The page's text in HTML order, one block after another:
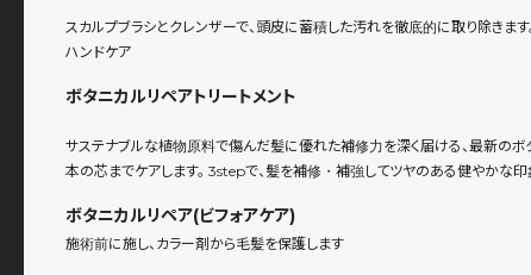
スカルプブラシとクレンザーで、頭皮に蓄積した汚れを徹底的に取り除きます
ハンドケア
ボタニカルリペアトリートメント
サステナブルな植物原料で傷んだ髪に優れた補修力を深く届ける、最新のボ
本の芯までケアします。 3stepで、髪を補修・補強してツヤのある健やかな印
ボタニカルリペア(ビフォアケア)
施術前に施し、カラー剤から毛髪を保護します